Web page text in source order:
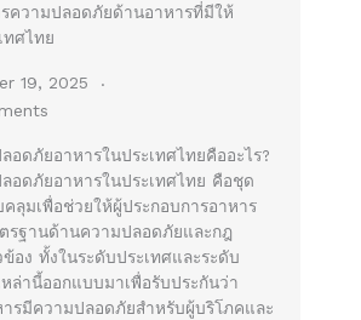
ความปลอดภัยด้านอาหารที่มีให้
ทศไทย
19, 2025
อดภัยอาหารในประเทศไทยคืออะไร?
อดภัยอาหารในประเทศไทย คือชุด
ลุมเพื่อช่วยให้ผู้ประกอบการอาหาร
รฐานด้านความปลอดภัยและกฎ
ข้อง ทั้งในระดับประเทศและระดับ
หล่านี้ออกแบบมาเพื่อรับประกันว่า
รมีความปลอดภัยสำหรับผู้บริโภคและ